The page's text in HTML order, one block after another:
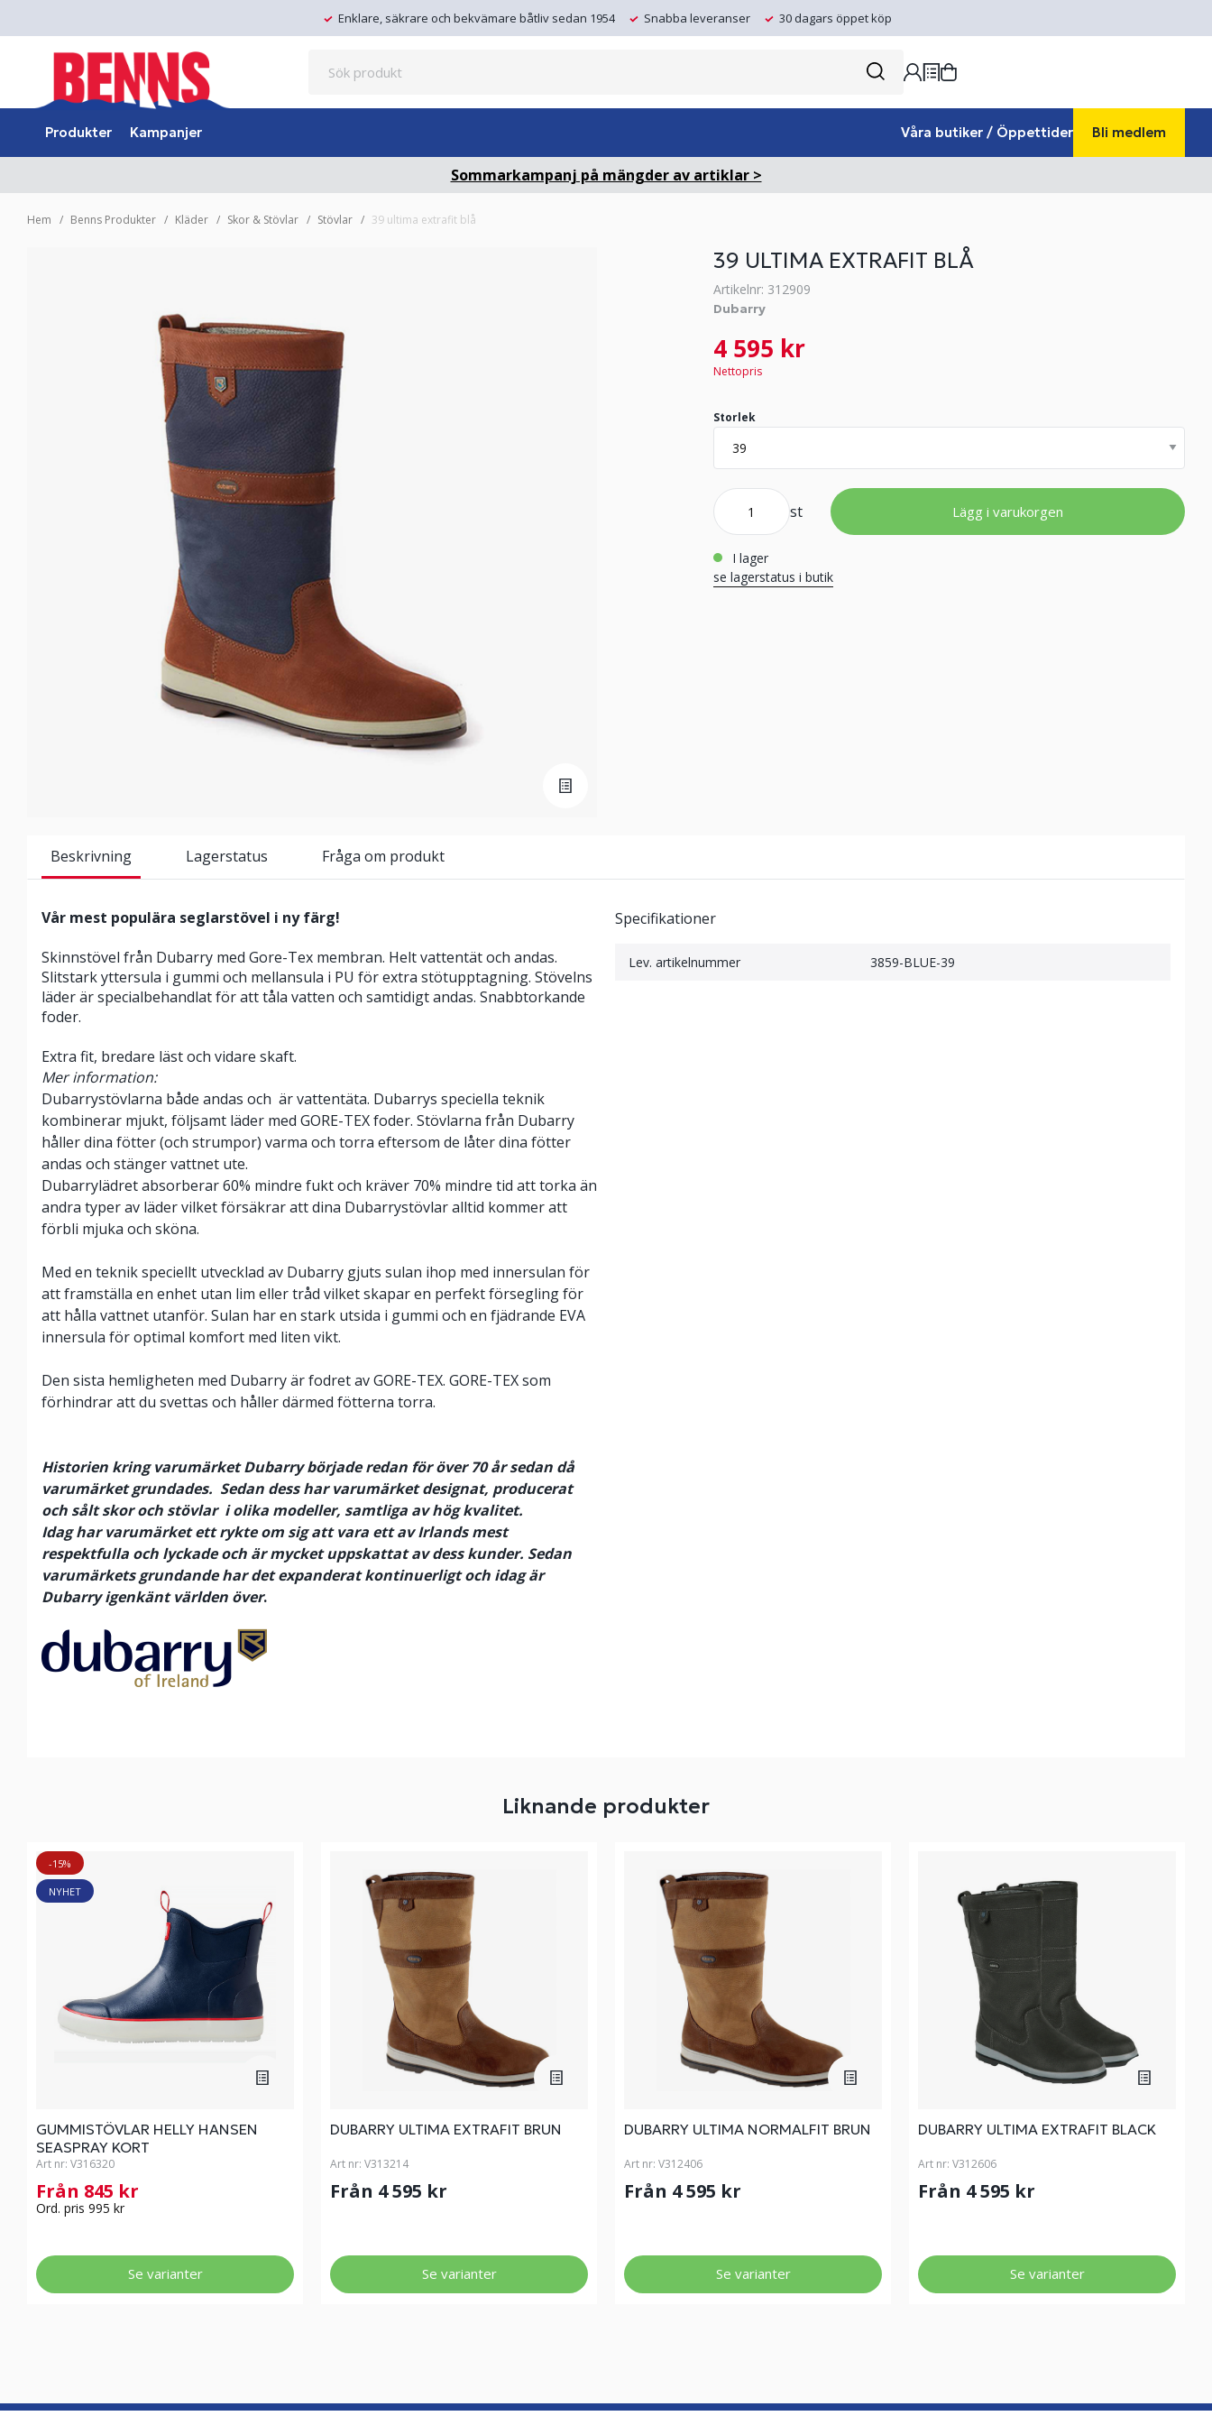
Enklare, säkrare och bekvämare båtliv sedan 1954 Snabba leveranser 30 dagars öppet köp
Produkter Kampanjer Våra butiker / Öppettider Bli medlem
Sommarkampanj på mängder av artiklar >
Hem Benns Produkter Kläder Skor & Stövlar Stövlar 39 ultima extrafit blå
39 ULTIMA EXTRAFIT BLÅ
Artikelnr: 312909
Dubarry
4 595 kr
Nettopris
Storlek
st Lägg i varukorgen
i lager
se lagerstatus i butik
Beskrivning Lagerstatus Fråga om produkt
Vår mest populära seglarstövel i ny färg!
Skinnstövel från Dubarry med Gore-Tex membran. Helt vattentät och andas.
Slitstark yttersula i gummi och mellansula i PU för extra stötupptagning. Stövelns
läder är specialbehandlat för att tåla vatten och samtidigt andas. Snabbtorkande
foder.
Extra fit, bredare läst och vidare skaft.
Mer information:
Dubarrystövlarna både andas och är vattentäta. Dubarrys speciella teknik
kombinerar mjukt, följsamt läder med GORE-TEX foder. Stövlarna från Dubarry
håller dina fötter (och strumpor) varma och torra eftersom de låter dina fötter
andas och stänger vattnet ute.
Dubarrylädret absorberar 60% mindre fukt och kräver 70% mindre tid att torka än
andra typer av läder vilket försäkrar att dina Dubarrystövlar alltid kommer att
förbli mjuka och sköna.
Med en teknik speciellt utvecklad av Dubarry gjuts sulan ihop med innersulan för
att framställa en enhet utan lim eller tråd vilket skapar en perfekt försegling för
att hålla vattnet utanför. Sulan har en stark utsida i gummi och en fjädrande EVA
innersula för optimal komfort med liten vikt.
Den sista hemligheten med Dubarry är fodret av GORE-TEX. GORE-TEX som
förhindrar att du svettas och håller därmed fötterna torra.
Historien kring varumärket Dubarry började redan för över 70 år sedan då
varumärket grundades. Sedan dess har varumärket designat, producerat
och sålt skor och stövlar i olika modeller, samtliga av hög kvalitet.
Idag har varumärket ett rykte om sig att vara ett av Irlands mest
respektfulla och lyckade och är mycket uppskattat av dess kunder. Sedan
varumärkets grundande har det expanderat kontinuerligt och idag är
Dubarry igenkänt världen över.
Specifikationer
Lev. artikelnummer 3859-BLUE-39
Liknande produkter
-15%
NYHET
GUMMISTÖVLAR HELLY HANSEN
SEASPRAY KORT
Art nr: V316320
Från 845 kr
Ord. pris 995 kr
Se varianter
DUBARRY ULTIMA EXTRAFIT BRUN
Art nr: V313214
Från 4 595 kr
Se varianter
DUBARRY ULTIMA NORMALFIT BRUN
Art nr: V312406
Från 4 595 kr
Se varianter
DUBARRY ULTIMA EXTRAFIT BLACK
Art nr: V312606
Från 4 595 kr
Se varianter